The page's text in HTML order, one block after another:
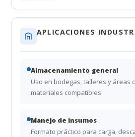
APLICACIONES
Almacenamiento general
Uso en bodegas, talleres y áreas
materiales compatibles.
Manejo de insumos
Formato práctico para carga,